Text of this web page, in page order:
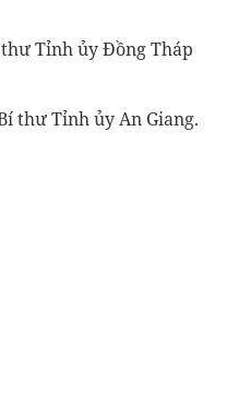
Tỉnh ủy Đồng Tháp
thư Tỉnh ủy An Giang.